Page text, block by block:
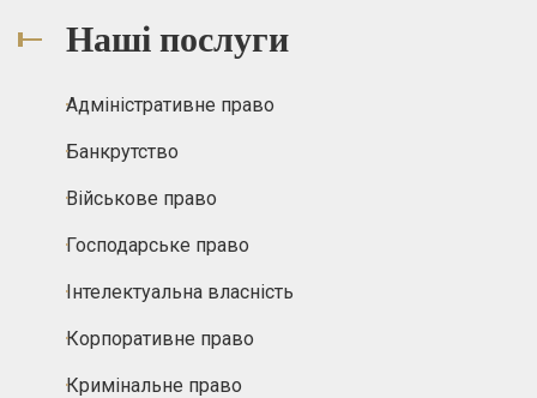
Наші послуги
Адміністративне право
Банкрутство
Військове право
Господарське право
Інтелектуальна власність
Корпоративне право
Кримінальне право